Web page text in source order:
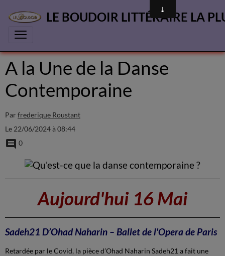
LE BOUDOIR LITTÉRAIRE LA
A la Une de la Danse
Contemporaine
Par frederique Roustant
Le 22/06/2024à 08:44
0
Aujourd'hui 16 Mai
Sadeh21 D’Ohad Naharin – Ballet de l'Opera de Paris
Retardée par le Covid, la pièce d’Ohad Naharin Sadeh21 a fait une